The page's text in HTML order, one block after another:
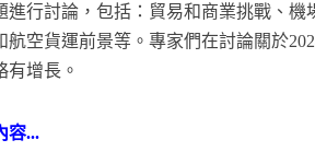
進行討論，包括：貿易和商業挑戰、
航空貨運前景等。專家們在討論關於
有增長。
容...